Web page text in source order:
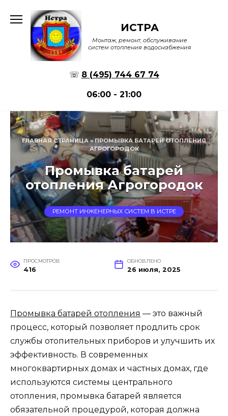
содержанию
ИСТРА
Монтаж, ремонт, обслуживание
систем отопления водоснабжения
☏ 8 (495) 744 67 74
06:00 - 21:00
ГЛАВНАЯ СТРАНИЦА»ПРОМЫВКА БАТАРЕЙ ОТОПЛЕНИЯ
АГРОГОРОДОК
Промывка батарей
отопления Агрогородок
РЕМОНТ ИНЖЕНЕРНЫХ СИСТЕМ В ИСТРЕ
ПРОСМОТРОВ
416
ОБНОВЛЕНО
26 июля, 2025
Промывка батарей отопления — это важный
процесс, который позволяет продлить срок
службы отопительных приборов и улучшить их
эффективность. В современных
многоквартирных домах и частных домах, где
используются системы центрального
отопления, промывка батарей является
обязательной процедурой, которая должна